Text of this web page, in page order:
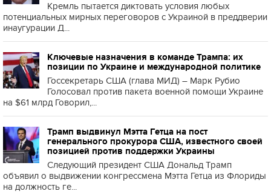
Кремль пытается диктовать условия любых
потенциальных мирных переговоров с Украиной в преддверии
инаугурации Д...
Ключевые назначения в команде Трампа: их
позиции по Украине и международной политике
Госсекретарь США (глава МИД) – Марк Рубио
Голосовал против пакета военной помощи Украине
на $61 млрд Говорил,...
Трамп выдвинул Мэтта Гетца на пост
генерального прокурора США, известного своей
позицией против поддержки Украины
Следующий президент США Дональд Трамп
объявил о выдвижении конгрессмена Мэтта Гетца из Флориды
на должность ге...